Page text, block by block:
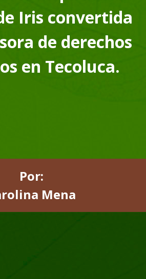
Iris convertida
de derechos
en Tecoluca.
Por:
Mena